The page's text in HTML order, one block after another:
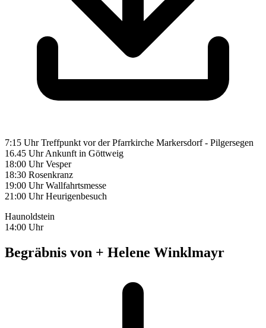
7:15 Uhr Treffpunkt vor der Pfarrkirche Markersdorf - Pilgersegen
16.45 Uhr Ankunft in Göttweig
18:00 Uhr Vesper
18:30 Rosenkranz
19:00 Uhr Wallfahrtsmesse
21:00 Uhr Heurigenbesuch
Haunoldstein
14:00 Uhr
Begräbnis von + Helene Winklmayr